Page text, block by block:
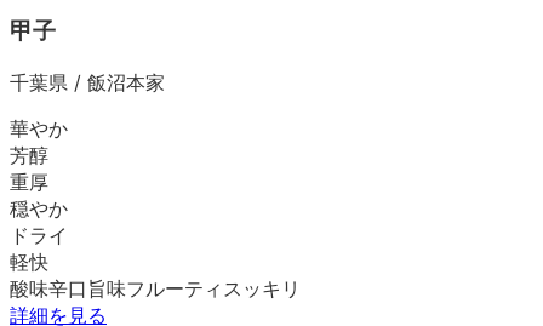
甲子
千葉県 / 飯沼本家
華やか
芳醇
重厚
穏やか
ドライ
軽快
酸味辛口 旨味フルーティ スッキリ
詳細を見る